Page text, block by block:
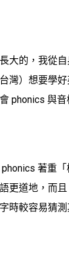
大的，我從
灣）想要學
phonics 與音
著重
更道地，而
時較容易猜